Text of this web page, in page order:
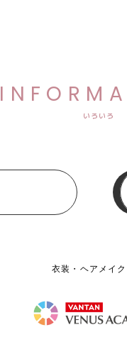
いろいろ
衣装・ヘアメイ